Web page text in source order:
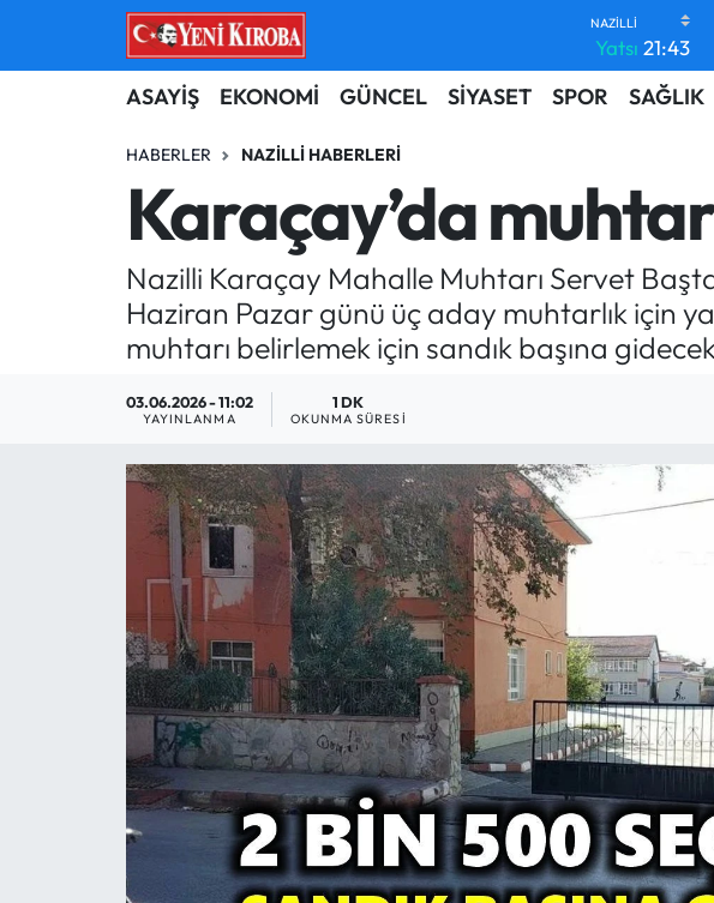
Yatsı 21:43
ASAYİŞ EKONOMİ GÜNCEL SİYASET SPOR SAĞLIK
HABERLER NAZILLI HABERLERI
Karaçay’da
Nazilli Karaçay Mahalle Muhtarı Servet
Haziran Pazar günü üç aday muhtarlık için
muhtarı belirlemek için sandık başına
03.06.2026 - 11:02
YAYINLANMA
1 DK
OKUNMA SÜRESI
ASAYİŞ
BİLİM-TEKNOLOJİ
DÜNYA
EKONOMİ
GÜNDEM
MAGAZİN
SAĞLIK
SİYASET
TARIM
TURİZM
Aydın Nöbetçi Eczaneler
Aydın Hava Durumu
Aydin Namaz Vakitleri
Aydın Trafik Yoğunluk Haritası
Süper Lig Puan Durumu ve Fikstür
Tüm Manşetler
Haber Arşivi